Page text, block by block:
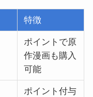
特徴
ポイントで原
作漫画も購入
可能
ポイント付与